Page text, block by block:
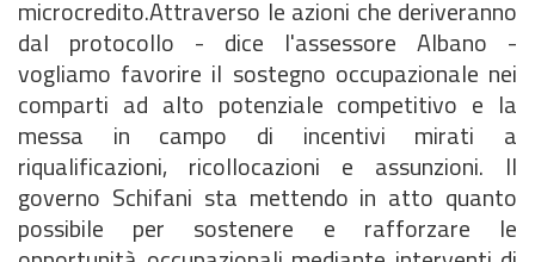
microcredito.Attraverso le azioni che deriveranno
dal protocollo - dice l'assessore Albano -
vogliamo favorire il sostegno occupazionale nei
comparti ad alto potenziale competitivo e la
messa in campo di incentivi mirati a
riqualificazioni, ricollocazioni e assunzioni. Il
governo Schifani sta mettendo in atto quanto
possibile per sostenere e rafforzare le